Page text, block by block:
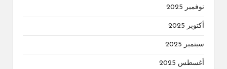
نوفمبر 2025
أكتوبر 2025
سبتمبر 2025
أغسطس 2025